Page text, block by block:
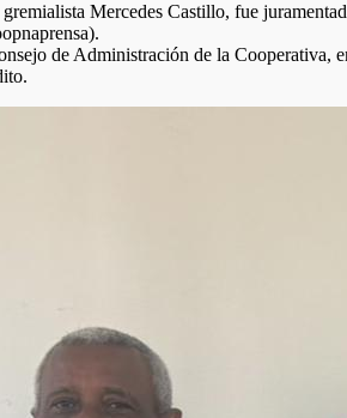
Mercedes Castillo, fue
de Administración de la